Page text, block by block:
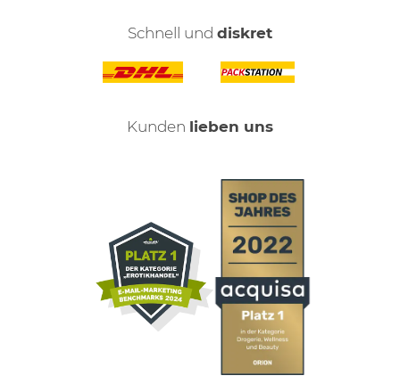
Schnell und diskret
Kunden lieben uns